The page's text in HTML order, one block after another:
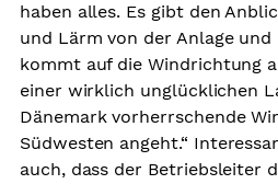
haben alles. Es gibt den
und Lärm von der Anlage und
kommt auf die Windrichtung
einer wirklich unglücklichen
Dänemark vorherrschende
Südwesten angeht.“
auch, dass der Betriebsleiter